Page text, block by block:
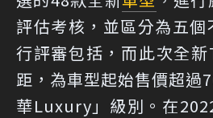
評估考核，並區分為五
行評審包括，而此次全
距，為車型起始售價超過
華Luxury」級別。在